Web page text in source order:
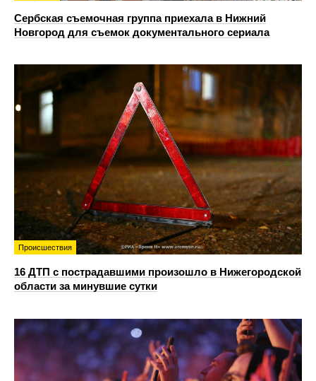
Сербская съемочная группа приехала в Нижний
Новгород для съемок документального сериала
Происшествия
16 ДТП с пострадавшими произошло в Нижегородской
области за минувшие сутки